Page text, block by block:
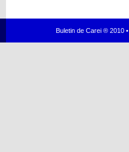
Buletin de Carei ® 2010